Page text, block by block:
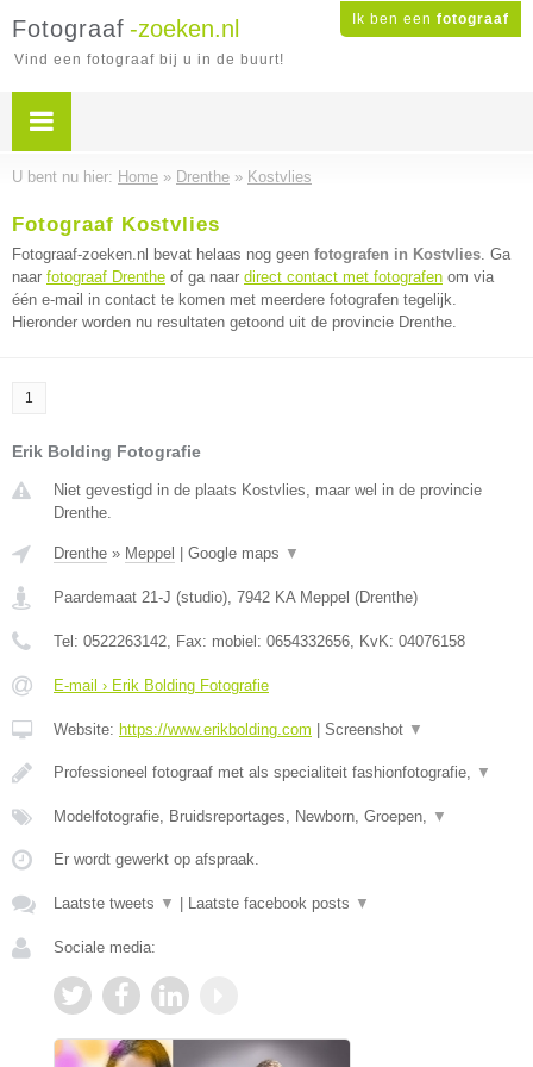
Ik ben een fotograaf
Fotograaf -zoeken.nl
Vind een fotograaf bij u in de buurt!
U bent nu hier: Home » Drenthe » Kostvlies
Fotograaf Kostvlies
Fotograaf-zoeken.nl bevat helaas nog geen fotografen in Kostvlies. Ga
naar fotograaf Drenthe of ga naar direct contact met fotografen om via
één e-mail in contact te komen met meerdere fotografen tegelijk.
Hieronder worden nu resultaten getoond uit de provincie Drenthe.
1
Erik Bolding Fotografie
Niet gevestigd in de plaats Kostvlies, maar wel in de provincie
Drenthe.
Drenthe » Meppel Google maps ▼
Paardemaat 21-J (studio), 7942 KA Meppel (Drenthe)
Tel: 0522263142, Fax: mobiel: 0654332656, KvK: 04076158
E-mail › Erik Bolding Fotografie
Website: https://www.erikbolding.com Screenshot ▼
Professioneel fotograaf met als specialiteit fashionfotografie, ▼
Modelfotografie, Bruidsreportages, Newborn, Groepen, ▼
Er wordt gewerkt op afspraak.
Laatste tweets ▼ Laatste facebook posts ▼
Sociale media: